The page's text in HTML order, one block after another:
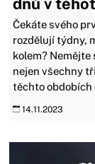
dnů v
Čekáte svého
rozdělují týdny,
kolem?
nejen všechny
těchto obdobích
14.11.2023